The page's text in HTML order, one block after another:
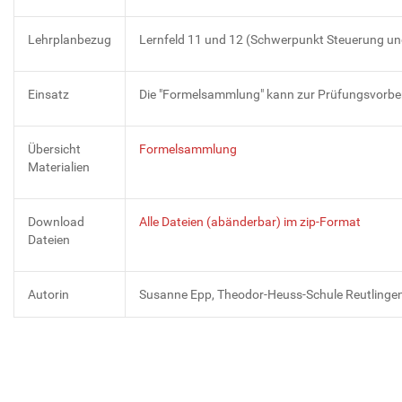
Lehrplanbezug Lernfeld 11 und 12 (Schwerpunkt Steuerung
Einsatz Die "Formelsammlung" kann zur
Übersicht
Materialien
Formelsammlung
Download
Dateien
Alle Dateien (abänderbar) im zip-Format
Autorin Susanne Epp, Theodor-Heuss-Schule